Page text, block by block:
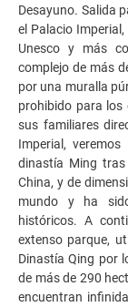
Desayuno. Salida
el Palacio
Unesco y más
complejo de más
por una muralla
prohibido para los
sus familiares
Imperial,
dinastía Ming
China, y de
mundo y ha
históricos. A
extenso parque,
Dinastía Qing por
de más de 290
encuentran